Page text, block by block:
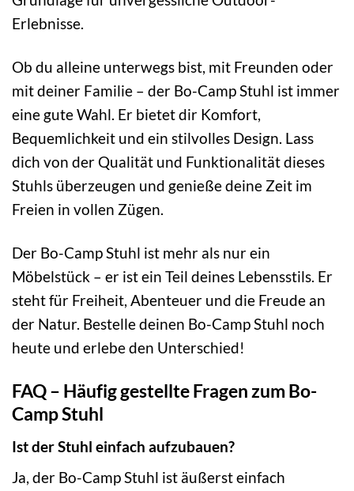
Erlebnisse.
Ob du alleine unterwegs bist, mit Freunden oder
mit deiner Familie – der Bo-Camp Stuhl ist immer
eine gute Wahl. Er bietet dir Komfort,
Bequemlichkeit und ein stilvolles Design. Lass
dich von der Qualität und Funktionalität dieses
Stuhls überzeugen und genieße deine Zeit im
Freien in vollen Zügen.
Der Bo-Camp Stuhl ist mehr als nur ein
Möbelstück – er ist ein Teil deines Lebensstils. Er
steht für Freiheit, Abenteuer und die Freude an
der Natur. Bestelle deinen Bo-Camp Stuhl noch
heute und erlebe den Unterschied!
FAQ – Häufig gestellte Fragen zum Bo-
Camp Stuhl
Ist der Stuhl einfach aufzubauen?
Ja, der Bo-Camp Stuhl ist äußerst einfach